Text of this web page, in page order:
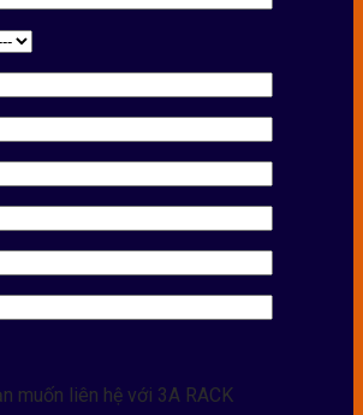
muốn liên hệ với 3A RACK